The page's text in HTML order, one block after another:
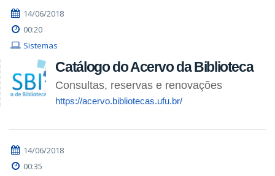
14/06/2018
00:20
Sistemas
Catálogo do Acervo da Biblioteca
Consultas, reservas e renovações
https://acervo.bibliotecas.ufu.br/
14/06/2018
00:35